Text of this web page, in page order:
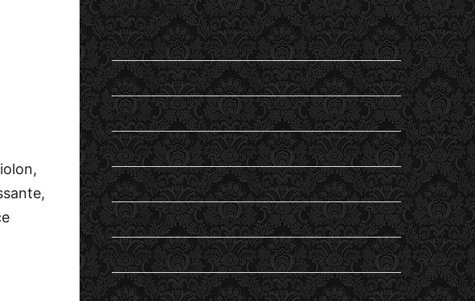
Catégories
En passant
Entendu
General
Lu
my life…
Non classé
Student's Life
Vu